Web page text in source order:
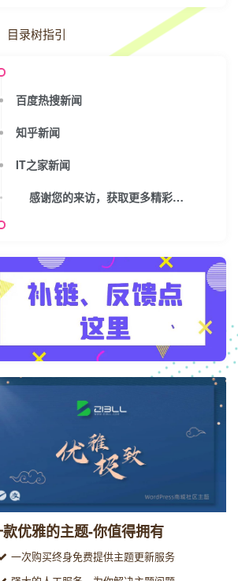
目录树指引
百度热搜新闻
知乎新闻
IT之家新闻
感谢您的来访，获取更多精彩文章请收藏本站。
优雅的主题-你值得拥有
一次购买终身免费提供主题更新服务